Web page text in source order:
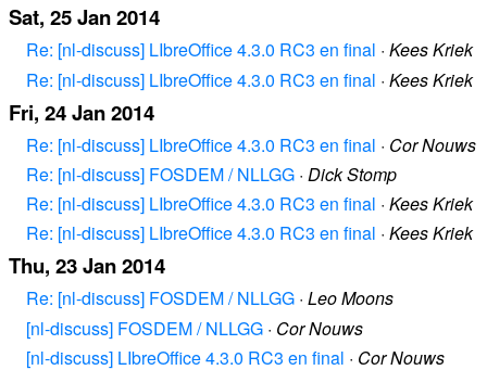
Sat, 25 Jan 2014
Re: [nl-discuss] LIbreOffice 4.3.0 RC3 en final · Kees Kriek
Re: [nl-discuss] LIbreOffice 4.3.0 RC3 en final · Kees Kriek
Fri, 24 Jan 2014
Re: [nl-discuss] LIbreOffice 4.3.0 RC3 en final · Cor Nouws
Re: [nl-discuss] FOSDEM / NLLGG · Dick Stomp
Re: [nl-discuss] LIbreOffice 4.3.0 RC3 en final · Kees Kriek
Re: [nl-discuss] LIbreOffice 4.3.0 RC3 en final · Kees Kriek
Thu, 23 Jan 2014
Re: [nl-discuss] FOSDEM / NLLGG · Leo Moons
[nl-discuss] FOSDEM / NLLGG · Cor Nouws
[nl-discuss] LIbreOffice 4.3.0 RC3 en final · Cor Nouws